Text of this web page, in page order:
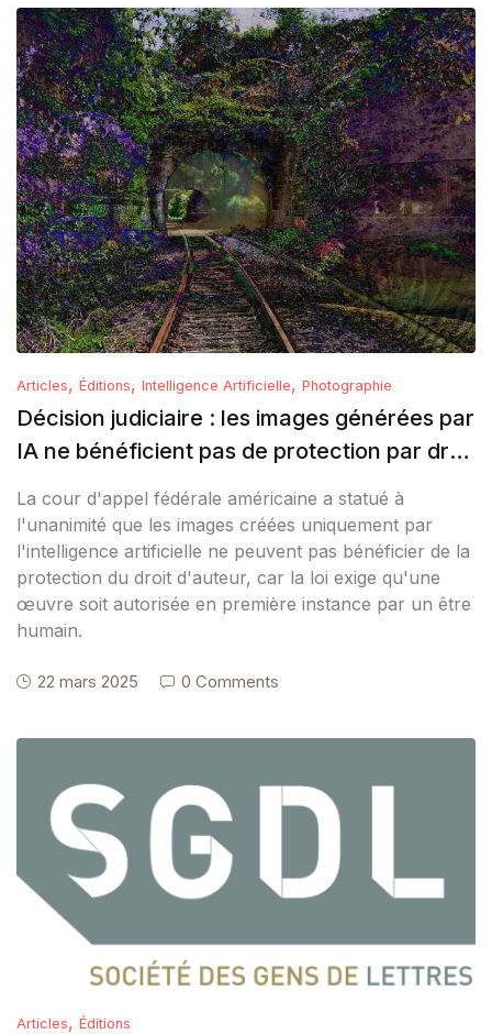
Articles, Éditions, Intelligence Artificielle, Photographie
Décision judiciaire : les images générées par
IA ne bénéficient pas de protection par droit
La cour d'appel fédérale américaine a statué à
l'unanimité que les images créées uniquement par
l'intelligence artificielle ne peuvent pas bénéficier de la
protection du droit d'auteur, car la loi exige qu'une
œuvre soit autorisée en première instance par un être
humain.
22 mars 2025 0 Comments
Articles, Éditions